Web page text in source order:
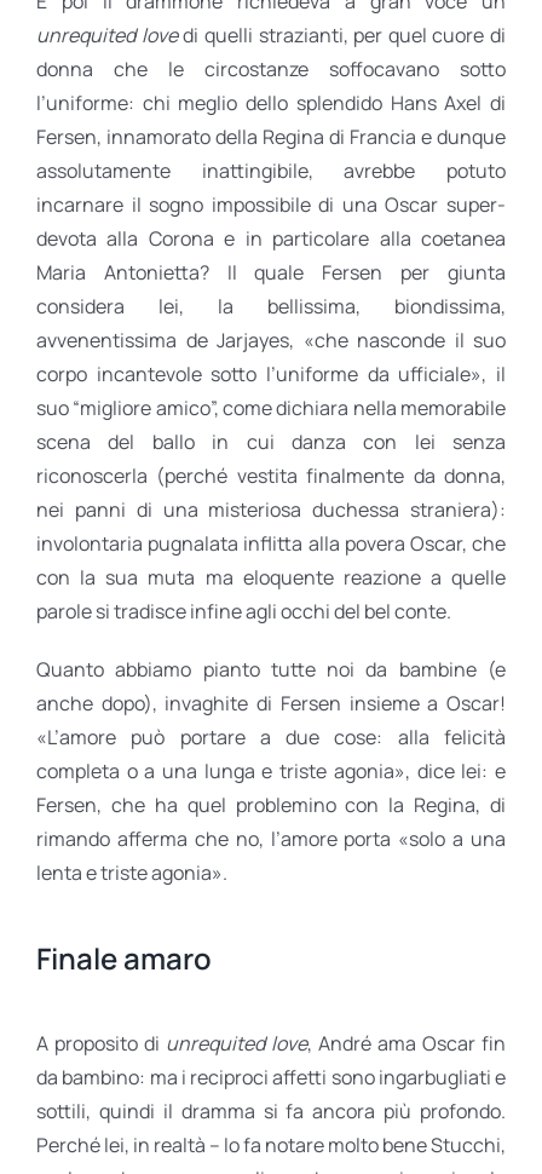
unrequited lovedi quelli strazianti, per quel cuore di
donna che le circostanze soffocavano sotto
l’uniforme: chi meglio dello splendido Hans Axel di
Fersen, innamorato della Regina di Francia e dunque
assolutamente inattingibile, avrebbe potuto
incarnare il sogno impossibile di una Oscar super-
devota alla Corona e in particolare alla coetanea
Maria Antonietta? Il quale Fersen per giunta
considera lei, la bellissima, biondissima,
avvenentissima de Jarjayes, «che nasconde il suo
corpo incantevole sotto l’uniforme da ufficiale», il
suo “migliore amico”, come dichiara nella memorabile
scena del ballo in cui danza con lei senza
riconoscerla (perché vestita finalmente da donna,
nei panni di una misteriosa duchessa straniera):
involontaria pugnalata inflitta alla povera Oscar, che
con la sua muta ma eloquente reazione a quelle
parole si tradisce infine agli occhi del bel conte.
Quanto abbiamo pianto tutte noi da bambine (e
anche dopo), invaghite di Fersen insieme a Oscar!
«L’amore può portare a due cose: alla felicità
completa o a una lunga e triste agonia», dice lei: e
Fersen, che ha quel problemino con la Regina, di
rimando afferma che no, l’amore porta «solo a una
lenta e triste agonia».
Finale amaro
A proposito di unrequited love, André ama Oscar fin
da bambino: ma i reciproci affetti sono ingarbugliati e
sottili, quindi il dramma si fa ancora più profondo.
Perché lei, in realtà – lo fa notare molto bene Stucchi,